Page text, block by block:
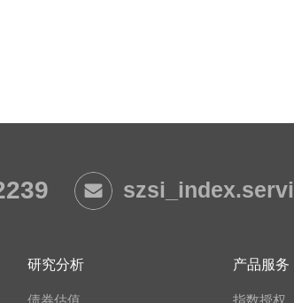
研究分析
债券估值
产品服务
指数授权